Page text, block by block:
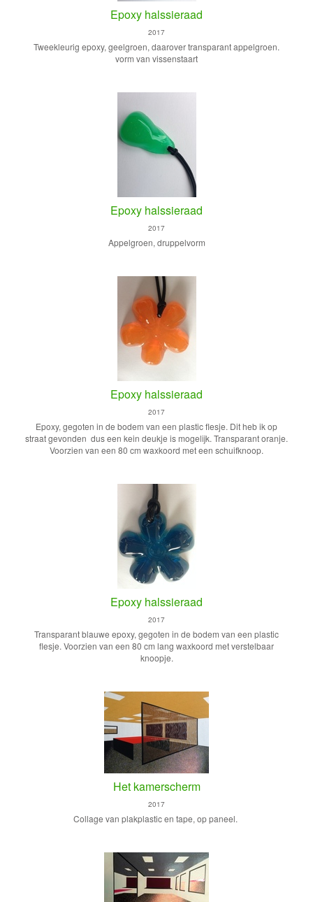
Epoxy halssieraad
2017
Tweekleurig epoxy, geelgroen, daarover transparant appelgroen.
vorm van vissenstaart
Epoxy halssieraad
2017
Appelgroen, druppelvorm
Epoxy halssieraad
2017
Epoxy, gegoten in de bodem van een plastic flesje. Dit heb ik op
straat gevonden dus een kein deukje is mogelijk. Transparant oranje.
Voorzien van een 80 cm waxkoord met een schuifknoop.
Epoxy halssieraad
2017
Transparant blauwe epoxy, gegoten in de bodem van een plastic
flesje. Voorzien van een 80 cm lang waxkoord met verstelbaar
knoopje.
Het kamerscherm
2017
Collage van plakplastic en tape, op paneel.